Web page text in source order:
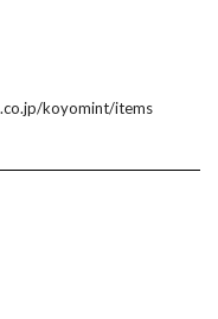
koyomint/items